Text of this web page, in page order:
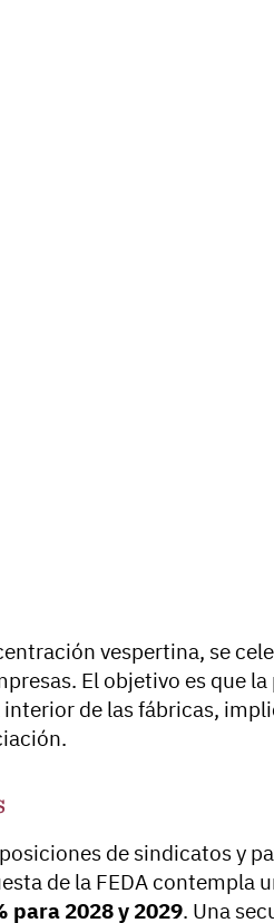
vespertina, se
El objetivo es que
de las fábricas,
de sindicatos y
de la FEDA contempla
para 2028 y 2029. Una